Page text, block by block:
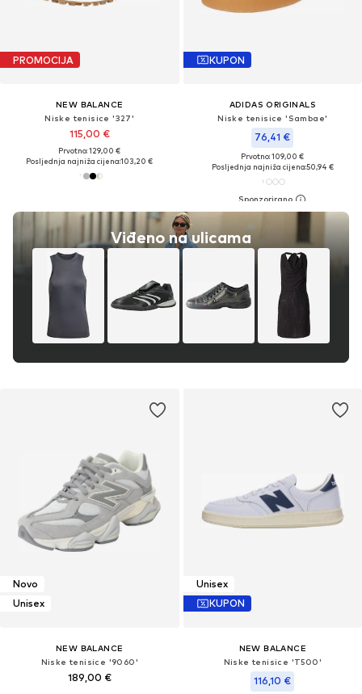
PROMOCIJA
NEW BALANCE
Niske tenisice '327'
115,00 €
Prvotno: 129,00 €
Posljednja najniža cijena:103,20 €
Viđeno na ulicama
KUPON
ADIDAS ORIGINALS
Niske tenisice 'Sambae'
76,41 €
Prvotno: 109,00 €
Posljednja najniža cijena:50,94 €
Novo
Unisex
NEW BALANCE
Niske tenisice '9060'
189,00 €
Unisex
KUPON
NEW BALANCE
Niske tenisice 'T500'
116,10 €